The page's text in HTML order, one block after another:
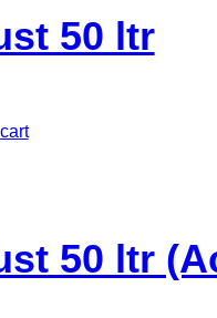
50 ltr
50 ltr